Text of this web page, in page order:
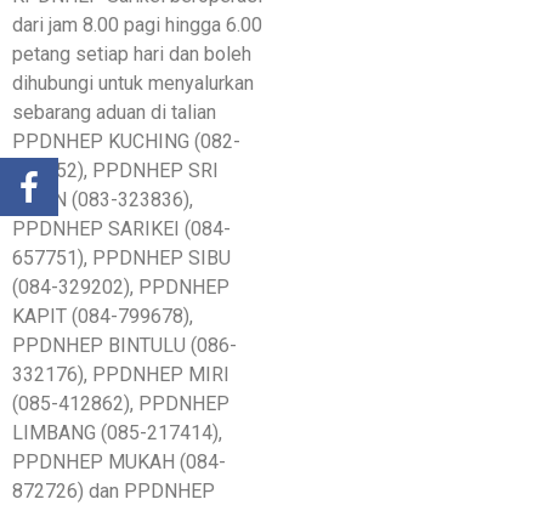
dari jam 8.00 pagi hingga 6.00
petang setiap hari dan boleh
dihubungi untuk menyalurkan
sebarang aduan di talian
PPDNHEP KUCHING (082-
466052), PPDNHEP SRI
AMAN (083-323836),
PPDNHEP SARIKEI (084-
657751), PPDNHEP SIBU
(084-329202), PPDNHEP
KAPIT (084-799678),
PPDNHEP BINTULU (086-
332176), PPDNHEP MIRI
(085-412862), PPDNHEP
LIMBANG (085-217414),
PPDNHEP MUKAH (084-
872726) dan PPDNHEP